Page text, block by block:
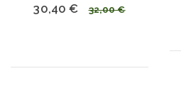
30,40 € 32,00 €